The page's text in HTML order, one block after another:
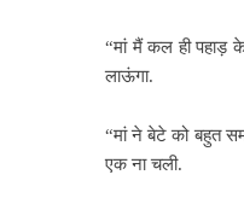
“मां मैं कल ही पहाड़
लाऊंगा.
“मां ने बेटे को बहुत
एक ना चली.